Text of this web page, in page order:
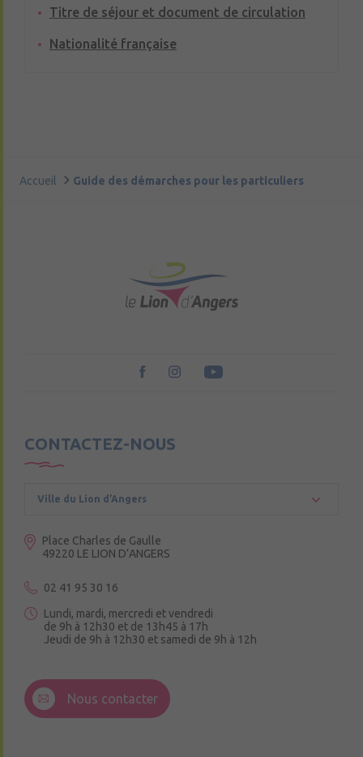
Titre de séjour et document de circulation
Nationalité française
Accueil Guide des démarches pour les particuliers
CONTACTEZ-NOUS
Ville du Lion d’Angers
Place Charles de Gaulle
49220 LE LION D’ANGERS
02 41 95 30 16
Lundi, mardi, mercredi et vendredi
de 9h à 12h30 et de 13h45 à 17h
Jeudi de 9h à 12h30 et samedi de 9h à 12h
49220 Andigné
Nous contacter